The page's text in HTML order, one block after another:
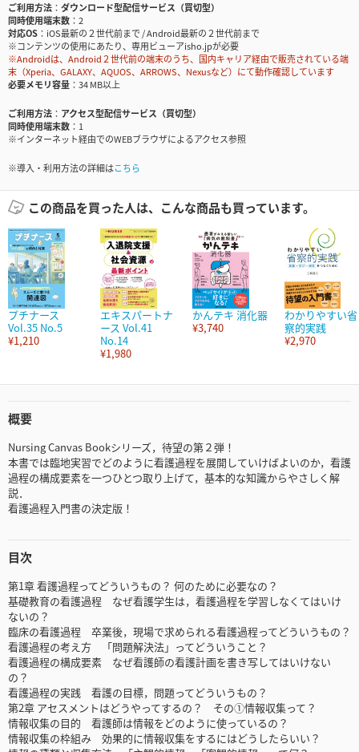
ご利用方法
ダウンロード型配信サービス（買切型）
同時使用端末数
2
対応OS
iOS最新の２世代前まで / Android最新の２世代前まで
※コンテンツの使用にあたり、専用ビューアisho.jpが必要
※Androidは、Android２世代前の端末のうち、国内キャリア経由で販売されている端
末（Xperia、GALAXY、AQUOS、ARROWS、Nexusなど）にて動作確認しています
必要メモリ容量
34 MB以上
ご利用方法
アクセス型配信サービス（買切型）
同時使用端末数
1
※インターネット経由でのWEBブラウザによるアクセス参照
※導入・利用方法の詳細はこちら
この商品を買った人は、こんな商品も買っています。
プチナース
Vol.35 No.5
¥1,210
エキスパートナ
ース Vol.41
No.14
¥1,980
かんテキ 消化器
¥3,740
わかりやすい省
察的実践
¥2,970
概要
Nursing Canvas Bookシリーズ，待望の第２弾！
本書では臨地実習でどのように看護過程を展開していけばよいのか，看護
過程の構成要素を一つひとつ取り上げて，基本的な知識からやさしく解
説．
看護過程入門書の決定版！
目次
第1章 看護過程ってどういうもの？ 何のために必要なの？
基礎教育の看護過程 なぜ看護学生は，看護過程を学習しなくてはいけ
ないの？
臨床の看護過程 卒業後，現場で求められる看護過程ってどういうもの？
看護過程の考え方 「問題解決法」ってどういうこと？
看護過程の構成要素 なぜ看護師の看護計画を書き写してはいけない
の？
看護過程の実践 看護の目標，問題ってどういうもの？
第2章 アセスメントはどうやってするの？ その①情報収集って？
情報収集の目的 看護師は情報をどのように使っているの？
情報収集の枠組み 効果的に情報収集をするにはどうしたらいい？